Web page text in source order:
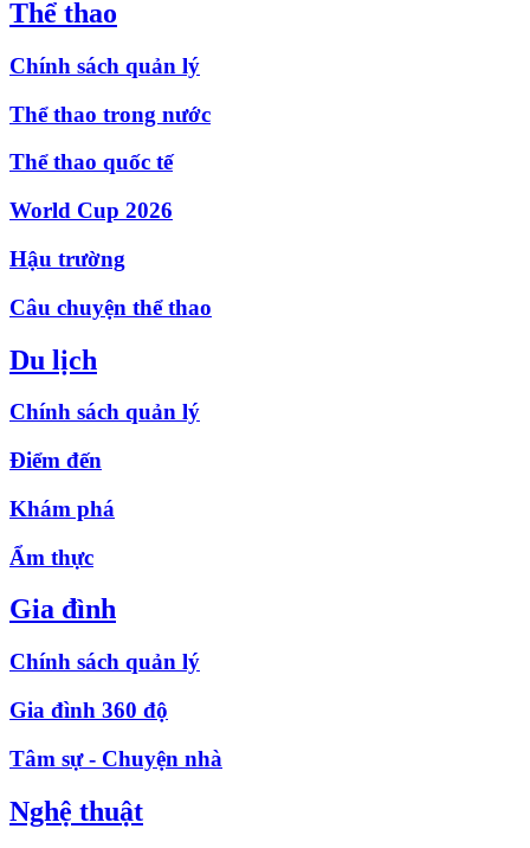
Thể thao
Chính sách quản lý
Thể thao trong nước
Thể thao quốc tế
World Cup 2026
Hậu trường
Câu chuyện thể thao
Du lịch
Chính sách quản lý
Điểm đến
Khám phá
Ẩm thực
Gia đình
Chính sách quản lý
Gia đình 360 độ
Tâm sự - Chuyện nhà
Nghệ thuật